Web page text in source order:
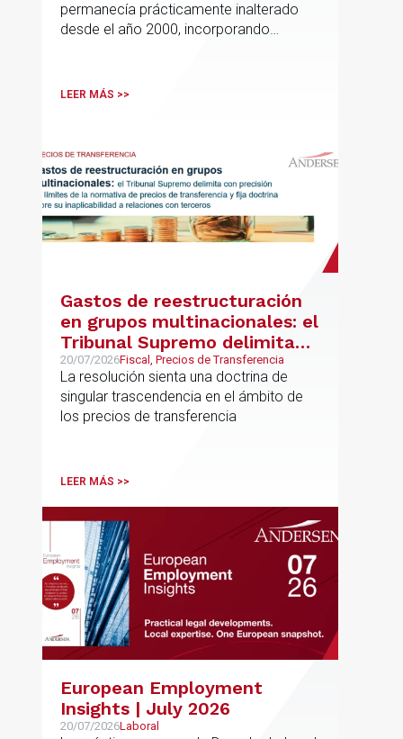
permanecía prácticamente inalterado
desde el año 2000, incorporando
LEER MÁS >>
Gastos de reestructuración
en grupos multinacionales: el
Tribunal Supremo delimita
con precisión los límites de la
normativa de precios de
transferencia y fija doctrina
sobre su inaplicabilidad a
20/07/2026Fiscal, Precios de Transferencia
La resolución sienta una doctrina de
singular trascendencia en el ámbito de
los precios de transferencia
LEER MÁS >>
European Employment
Insights | July 2026
20/07/2026Laboral